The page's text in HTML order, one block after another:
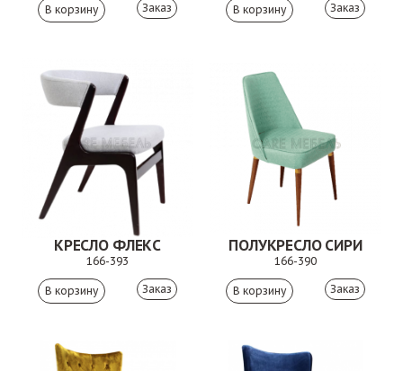
Заказ Заказ
КРЕСЛО ФЛЕКС
166-393
Заказ
ПОЛУКРЕСЛО СИРИ
166-390
Заказ